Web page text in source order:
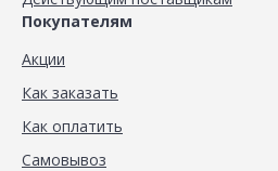
Покупателям
Акции
Как заказать
Как оплатить
Самовывоз